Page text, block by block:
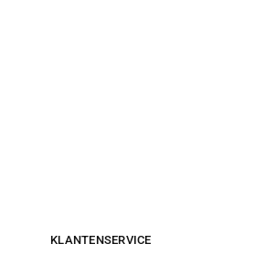
KLANTENSERVICE